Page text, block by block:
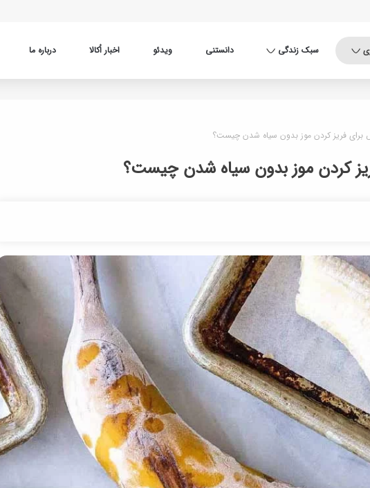
سبک زندگی دانستنی ویدئو اخبار اُکالا درباره ما
برای فریز کردن موز بدون سیاه شدن چیست؟
کردن موز بدون سیاه شدن چیست؟